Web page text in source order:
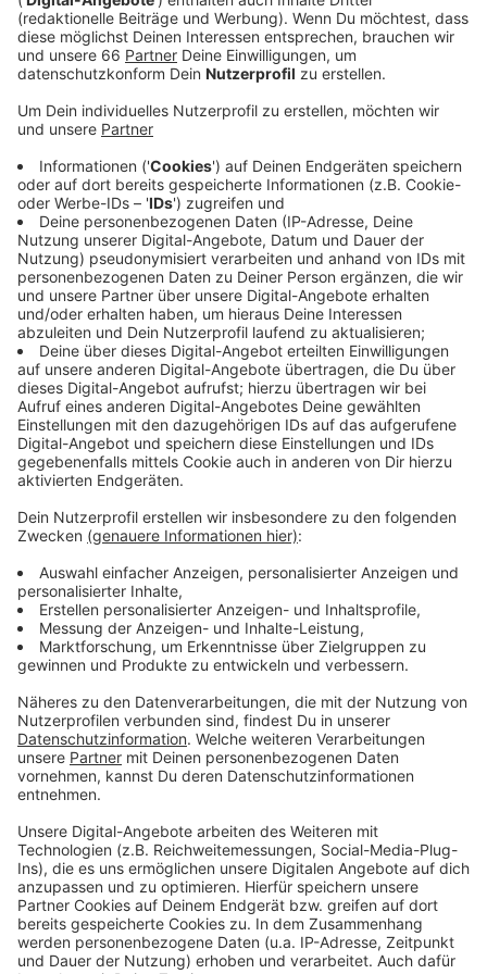
Veröffentlicht:Montag, 19.10.2020 05:26
Aufgrund der Vorgabe des Landes war am
Wochenende um 23 Uhr in der Altstadt Ende. Wirte
und Gäste waren darüber informiert und hielten sich
weitestgehend an die Vorgaben, in einer Diskothek
wurde die Musik erst nach einem Einschreiten des
OSD mit 20-minütiger Verspätung ausgestellt, auf der
Mühlenstraße wollte das Personal in einem Lokal noch
weiterfeiern, auch hier musste der Ordnungsdienst ran,
es droht ein Bußgeld. Die Altstadtwirte wollen die
Sperrstunde derweil nicht hinnehmen, heute soll Klage
dagegen eingereicht werden.
Anzeige
Weitere Infos:
Anzeige
Düsseldorfer Gastroszene: Angst vor der
Sperrstunde
Maskenpflicht in 13 Düsseldorfer Gebieten
Anzeige
Anzeige